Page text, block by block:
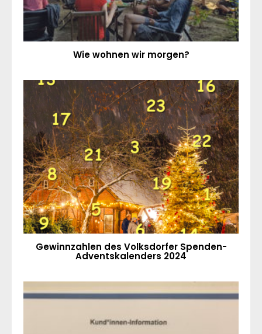
Wie wohnen wir morgen?
Gewinnzahlen des Volksdorfer Spenden-
Adventskalenders 2024